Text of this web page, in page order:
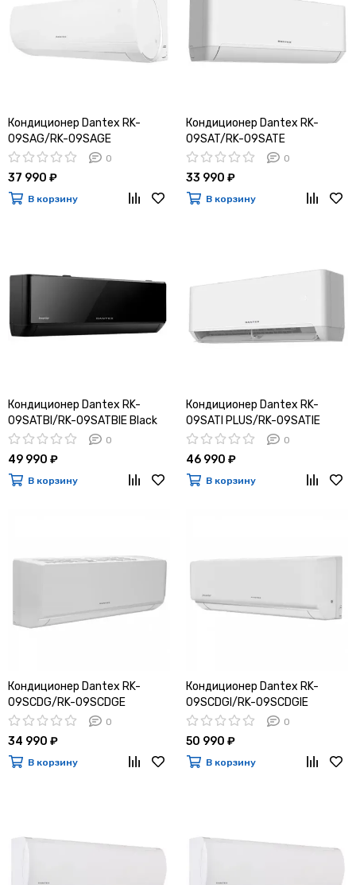
Кондиционер Dantex RK-
09SAG/RK-09SAGE
0
37 990 ₽
В корзину
Кондиционер Dantex RK-
09SAT/RK-09SATE
0
33 990 ₽
В корзину
Кондиционер Dantex RK-
09SATBI/RK-09SATBIE Black
PLUS
0
49 990 ₽
В корзину
Кондиционер Dantex RK-
09SATI PLUS/RK-09SATIE
0
46 990 ₽
В корзину
Кондиционер Dantex RK-
09SCDG/RK-09SCDGE
0
34 990 ₽
В корзину
Кондиционер Dantex RK-
09SCDGI/RK-09SCDGIE
0
50 990 ₽
В корзину